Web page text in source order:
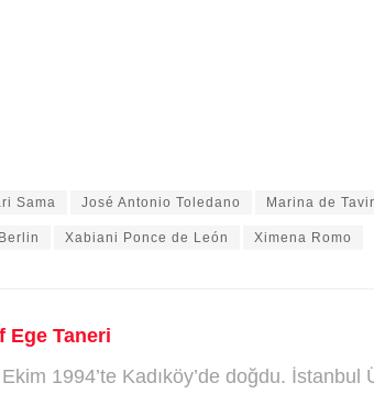
Sama José Antonio Toledano Marina de
Xabiani Ponce de León Ximena Romo
Ege Taneri
1994’te Kadıköy’de doğdu. İstanbul